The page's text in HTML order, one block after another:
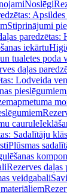
Noslēgi
Stiprinājumi
paredzētas:
iekārtu
tualetes
daļas
Lodveida
pieslēgumiem
caurule
Sadalītāju
Plūsmas
Rezerves daļas
veidgabali